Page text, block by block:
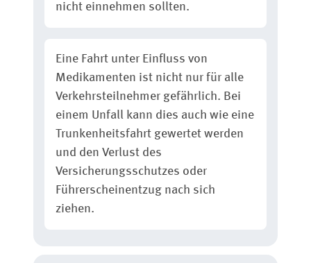
nicht einnehmen sollten.
Eine Fahrt unter Einfluss von
Medikamenten ist nicht nur für alle
Verkehrsteilnehmer gefährlich. Bei
einem Unfall kann dies auch wie eine
Trunkenheitsfahrt gewertet werden
und den Verlust des
Versicherungsschutzes oder
Führerscheinentzug nach sich
ziehen.